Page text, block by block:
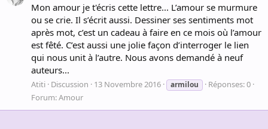
Mon amour je t'écris cette lettre... L’amour se murmure
ou se crie. Il s’écrit aussi. Dessiner ses sentiments mot
après mot, c’est un cadeau à faire en ce mois où l’amour
est fêté. C’est aussi une jolie façon d’interroger le lien
qui nous unit à l’autre. Nous avons demandé à neuf
auteurs...
Atiti Discussion 13 Novembre 2016 armilou
Réponses: 0
Forum:Amour